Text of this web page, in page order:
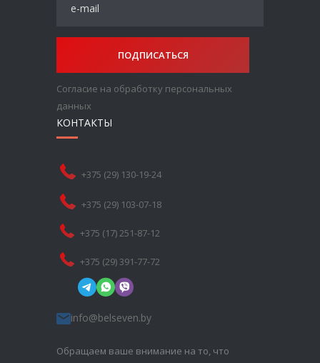
ПОДПИСАТЬСЯ
Согласие на обработку персональных
данных
КОНТАКТЫ
+375 (29) 130-19-24
+375 (29) 103-07-18
+375 (17) 251-87-12
+375 (29) 391-77-72
info@belseven.by
Обращаем ваше внимание на то, что